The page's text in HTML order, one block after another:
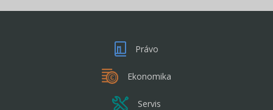
Právo
Ekonomika
Servis